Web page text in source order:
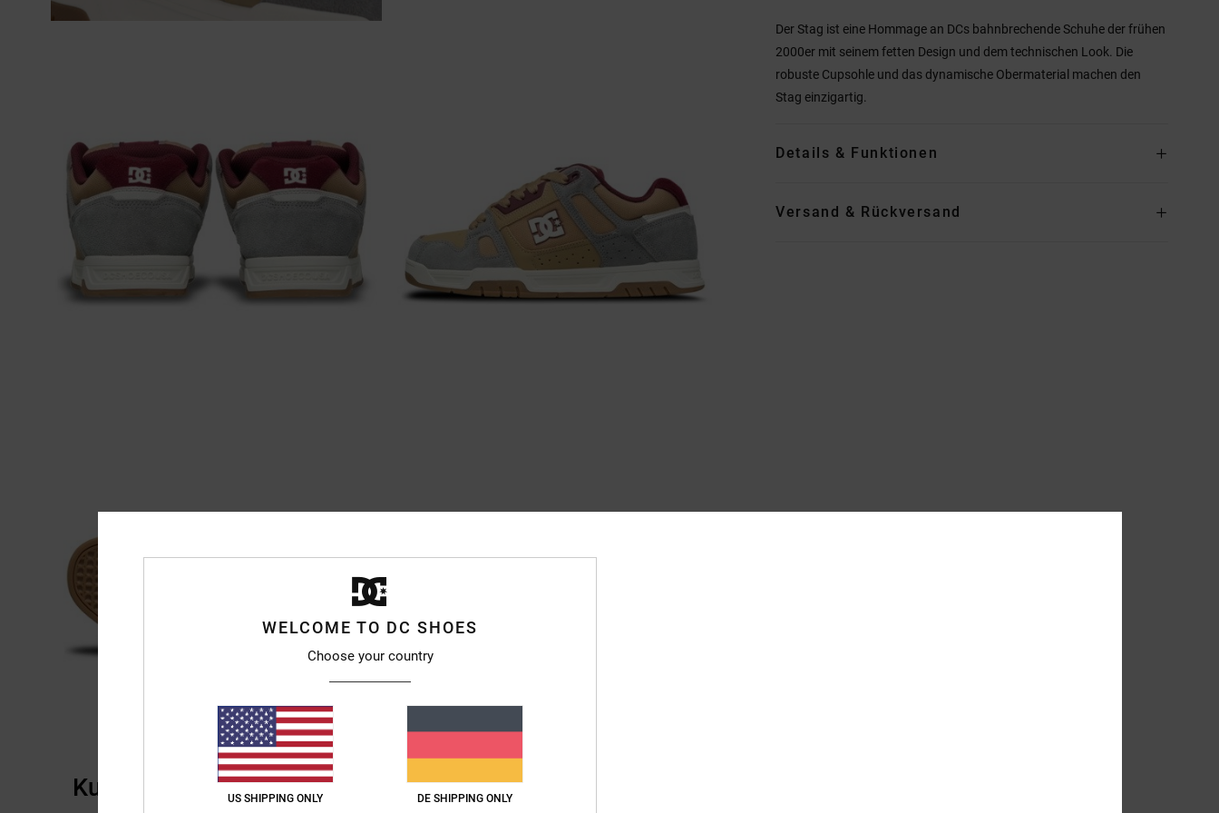
Der Stag ist eine Hommage an DCs bahnbrechende Schuhe der frühen
2000er mit seinem fetten Design und dem technischen Look. Die
robuste Cupsohle und das dynamische Obermaterial machen den
Stag einzigartig.
Details & Funktionen
Versand & Rückversand
Kundenbewertungen
WELCOME TO DC SHOES
Choose your country
US SHIPPING ONLY DE SHIPPING ONLY